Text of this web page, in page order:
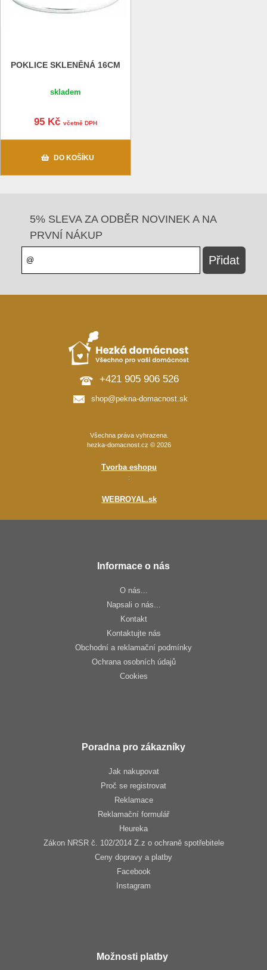
POKLICE SKLENĚNÁ 16CM
skladem
95 Kč včetně DPH
DO KOŠÍKU
5% SLEVA ZA ODBĚR NOVINEK A NA
PRVNÍ NÁKUP
+421 905 906 526
shop@pekna-domacnost.sk
Všechna práva vyhrazena.
hezka-domacnost.cz © 2026
Tvorba eshopu
:
WEBROYAL.sk
Informace o nás
O nás...
Napsali o nás...
Kontakt
Kontaktujte nás
Obchodní a reklamační podmínky
Ochrana osobních údajů
Cookies
Poradna pro zákazníky
Jak nakupovat
Proč se registrovat
Reklamace
Reklamační formulář
Heureka
Zákon NRSR č. 102/2014 Z.z o ochraně spotřebitele
Ceny dopravy a platby
Facebook
Instagram
Možnosti platby